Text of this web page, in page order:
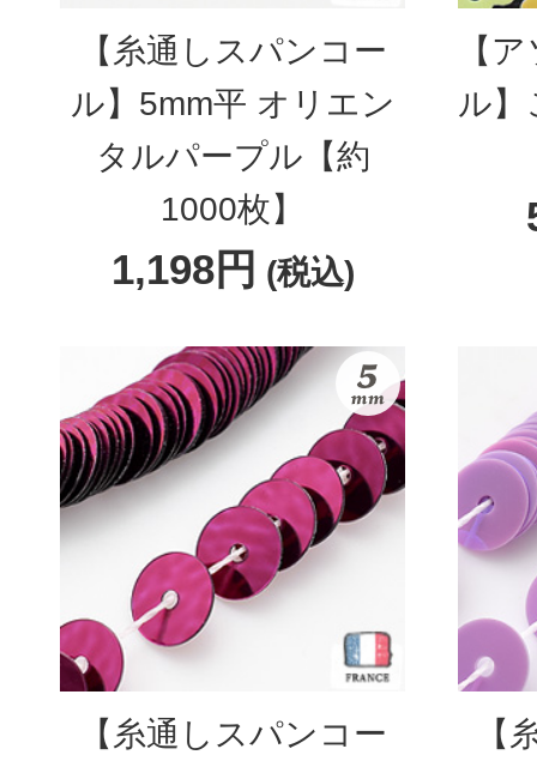
【糸通しスパンコー
ル】5mm平 オリエン
タルパープル【約
1000枚】
1,198円 (税込)
【
ル
【糸通しスパンコー
【